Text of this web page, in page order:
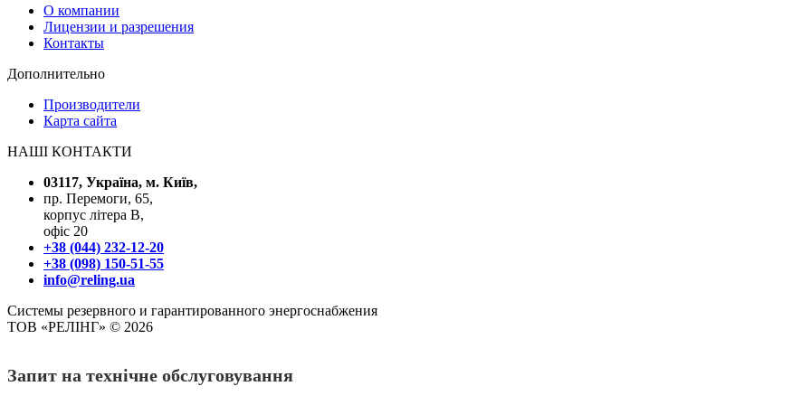
О компании
Лицензии и разрешения
Контакты
Дополнительно
Производители
Карта сайта
НАШІ КОНТАКТИ
03117, Україна, м. Київ,
пр. Перемоги, 65,
корпус літера В,
офіс 20
+38 (044) 232-12-20
+38 (098) 150-51-55
info@reling.ua
Системы резервного и гарантированного энергоснабжения
ТОВ «РЕЛІНГ» © 2026
Запит на технічне обслуговування